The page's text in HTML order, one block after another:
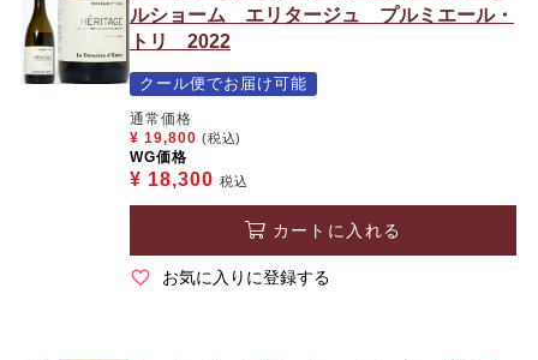
ルショーム エリタージュ プルミエール・
トリ 2022
クール便でお届け可能
通常価格
¥ 19,800 (税込)
WG価格
¥ 18,300 税込
カートに入れる
お気に入りに登録する